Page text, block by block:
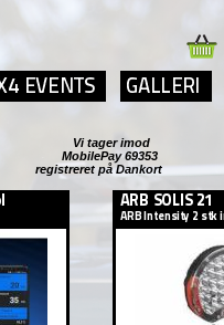
Vi tager imod
MobilePay69353
registreret på Dankort